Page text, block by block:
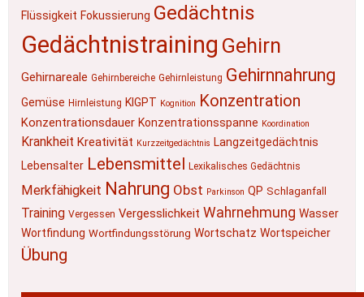
Flüssigkeit Fokussierung Gedächtnis
Gedächtnistraining Gehirn
Gehirnareale Gehirnbereiche Gehirnleistung Gehirnnahrung
Gemüse Hirnleistung KIGPT Kognition Konzentration
Konzentrationsdauer Konzentrationsspanne Koordination
Krankheit Kreativität Kurzzeitgedächtnis Langzeitgedächtnis
Lebensalter Lebensmittel Lexikalisches Gedächtnis
Merkfähigkeit Nahrung Obst Parkinson QP Schlaganfall
Training Vergessen Vergesslichkeit Wahrnehmung Wasser
Wortfindung Wortfindungsstörung Wortschatz Wortspeicher
Übung